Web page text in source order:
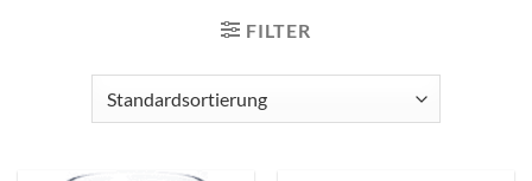
FILTER